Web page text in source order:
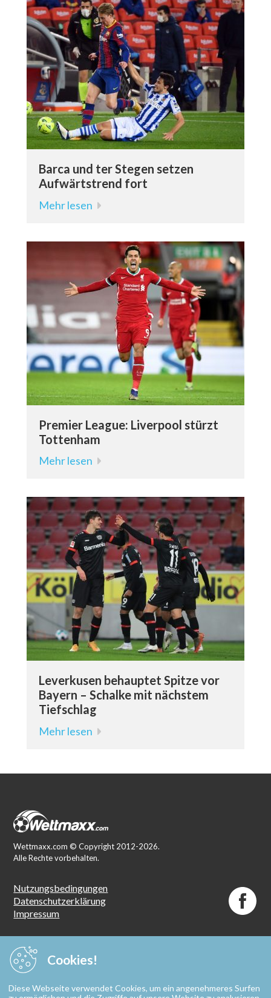
Barca und ter Stegen setzen
Aufwärtstrend fort
Mehr lesen
Premier League: Liverpool stürzt
Tottenham
Mehr lesen
Leverkusen behauptet Spitze vor
Bayern – Schalke mit nächstem
Tiefschlag
Mehr lesen
Wettmaxx.com © Copyright 2012-2026.
Alle Rechte vorbehalten.
Nutzungsbedingungen
Datenschutzerklärung
Impressum
18 Jahren
Spielen mit Verantwortung. Spielteilnahme ab 18
Jahren. Glücksspiel kann süchtig machen. Mehr Infos
Cookies!
Diese Webseite verwendet Cookies, um ein angenehmeres Surfen